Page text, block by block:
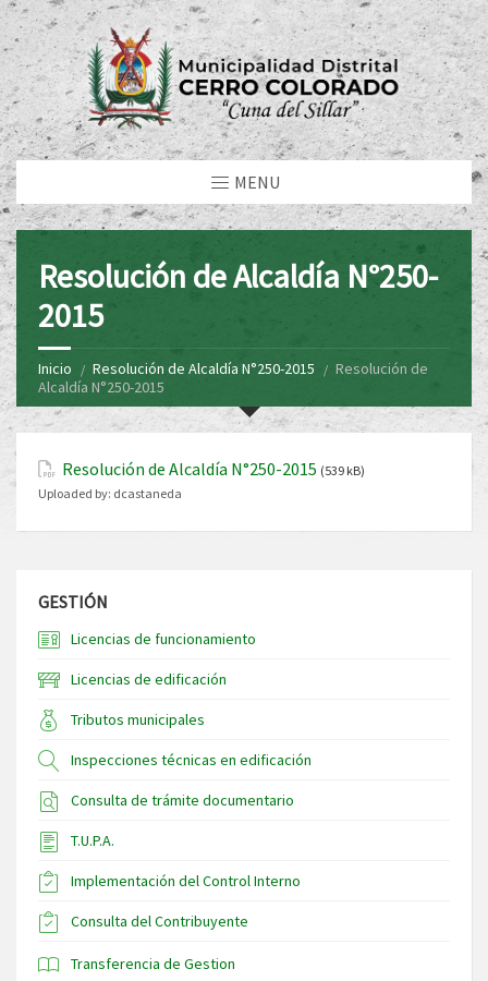
MENU
Resolución de Alcaldía N°250-
2015
Inicio Resolución de Alcaldía N°250-2015
Resolución de
Alcaldía N°250-2015
Resolución de Alcaldía N°250-2015 (539 kB)
Uploaded by: dcastaneda
GESTIÓN
Licencias de funcionamiento
Licencias de edificación
Tributos municipales
Inspecciones técnicas en edificación
Consulta de trámite documentario
T.U.P.A.
Implementación del Control Interno
Consulta del Contribuyente
Transferencia de Gestion